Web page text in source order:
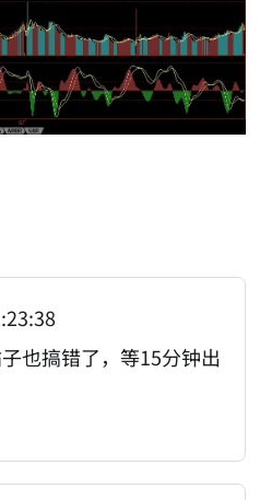
也搞错了，等15分钟出